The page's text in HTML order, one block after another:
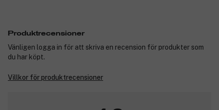
Produktrecensioner
Vänligen logga in för att skriva en recension för produkter som
du har köpt.
Villkor för produktrecensioner